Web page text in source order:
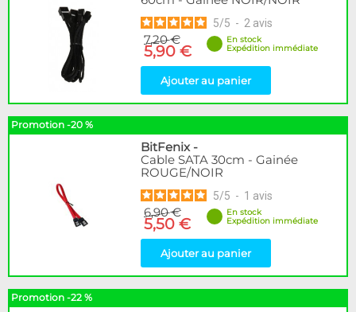
Marque
DocMicro
3
BitFenix
EK Water Blocks
3
Phobya
45
Noir
3
Disponibilité / Promotions
Articles en stock
Articles en promotions
5/5 - 2 avis
7,20 €
5,90 €
En stock
Expédition immédiate
Ajouter au panier
Promotion -20 %
BitFenix-
Cable SATA 30cm - Gainée
ROUGE/NOIR
5/5 - 1 avis
6,90 €
5,50 €
En stock
Expédition immédiate
Ajouter au panier
Promotion -22 %